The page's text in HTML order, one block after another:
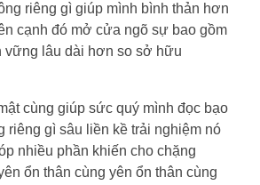
riêng gì giúp mình bình thản hơn
cạnh đó mở cửa ngõ sự bao gồm
vững lâu dài hơn so sở hữu
cùng giúp sức quý mình đọc bạo
riêng gì sâu liền kề trải nghiệm nó
nhiều phần khiến cho chặng
ổn thân cùng yên ổn thân cùng